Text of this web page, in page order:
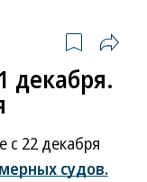
декабря.
22 декабря
судов.